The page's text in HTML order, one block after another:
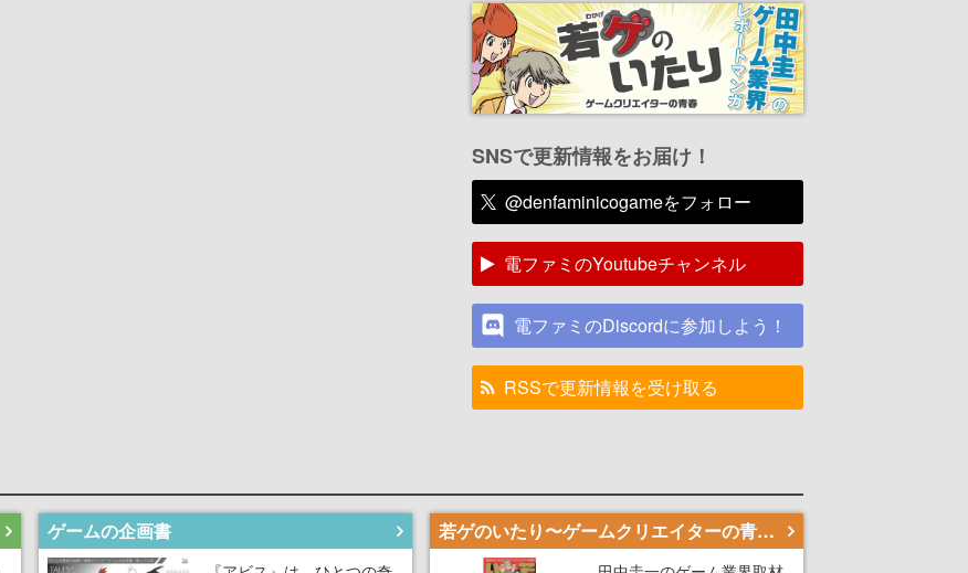
SNSで更新情報をお届け！
@denfaminicogameをフォロー
電ファミのYoutubeチャンネル
電ファミのDiscordに参加しよう！
RSSで更新情報を受け取る
ゲームの企画書 若ゲのいたり〜ゲームクリエイターの青春〜